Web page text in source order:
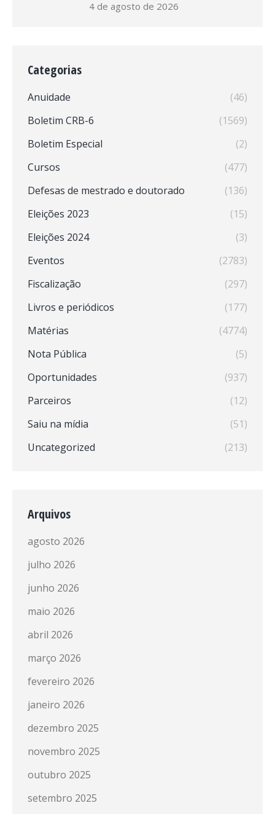
4 de agosto de 2026
Categorias
Anuidade
(46)
Boletim CRB-6
(1569)
Boletim Especial
(2)
Cursos
(477)
Defesas de mestrado e doutorado
(136)
Eleições 2023
(15)
Eleições 2024
(3)
Eventos
(2783)
Fiscalização
(297)
Livros e periódicos
(177)
Matérias
(4774)
Nota Pública
(5)
Oportunidades
(937)
Parceiros
(12)
Saiu na mídia
(51)
Uncategorized
(213)
Arquivos
agosto 2026
julho 2026
junho 2026
maio 2026
abril 2026
março 2026
fevereiro 2026
janeiro 2026
dezembro 2025
novembro 2025
outubro 2025
setembro 2025